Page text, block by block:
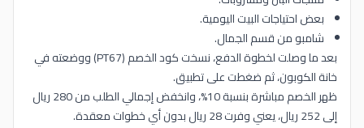
بعض احتياجات البيت اليومية.
شامبو من قسم الجمال.
بعد ما وصلت لخطوة الدفع، نسخت كود الخصم (PT67) ووضعته في
خانة الكوبون، ثم ضغطت على تطبيق.
ظهر الخصم مباشرة بنسبة 10%، وانخفض إجمالي الطلب من 280 ريال
إلى 252 ريال، يعني وفرت 28 ريال بدون أي خطوات معقدة.